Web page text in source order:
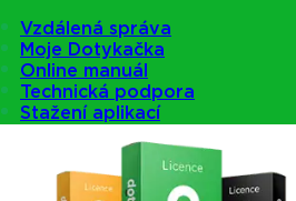
Vzdálená správa
Moje Dotykačka
Online manuál
Technická podpora
Stažení aplikací
Nabídka pokladen